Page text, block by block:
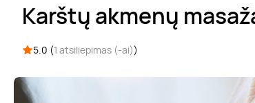
Karštų akmenų
5.0 (1 atsiliepimas (-ai))